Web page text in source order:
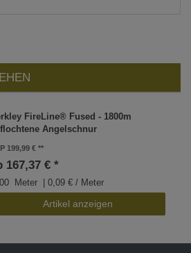
FireLine® Fused - 1800m
Angelschnur
199,99 €
167,37 € *
Meter | 0,09 € / Meter
Artikel anzeigen